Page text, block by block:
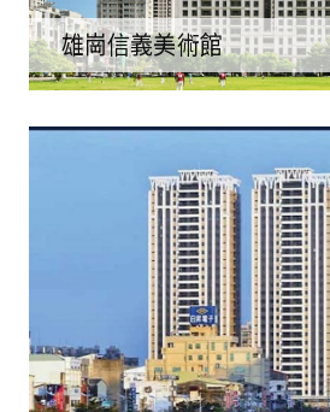
雄崗信義美術館